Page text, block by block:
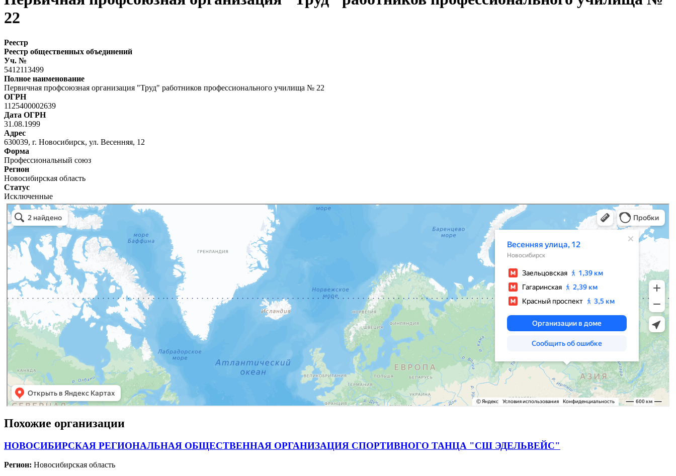
22
Реестр
Реестр общественных объединений
Уч. №
5412113499
Полное наименование
Первичная профсоюзная организация "Труд" работников профессионального училища № 22
ОГРН
1125400002639
Дата ОГРН
31.08.1999
Адрес
630039, г. Новосибирск, ул. Весенняя, 12
Форма
Профессиональный союз
Регион
Новосибирская область
Статус
Исключенные
Похожие организации
НОВОСИБИРСКАЯ РЕГИОНАЛЬНАЯ ОБЩЕСТВЕННАЯ ОРГАНИЗАЦИЯ СПОРТИВНОГО ТАНЦА "СШ ЭДЕЛЬВЕЙС"
Регион: Новосибирская область